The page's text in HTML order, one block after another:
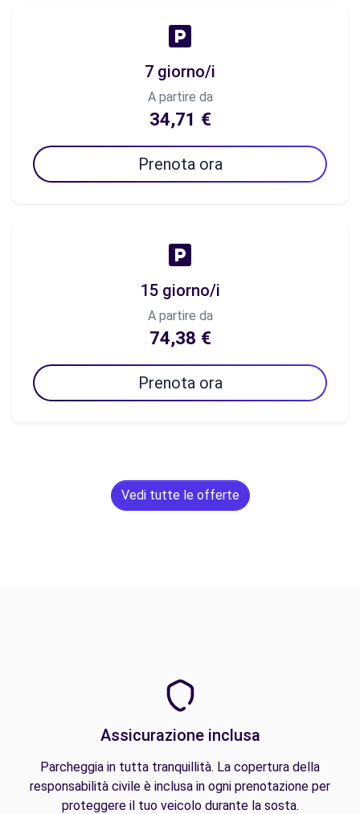
7 giorno/i
A partire da
34,71 €
Prenota ora
15 giorno/i
A partire da
74,38 €
Prenota ora
Vedi tutte le offerte
Assicurazione inclusa
Parcheggia in tutta tranquillità. La copertura della
responsabilità civile è inclusa in ogni prenotazione per
proteggere il tuo veicolo durante la sosta.